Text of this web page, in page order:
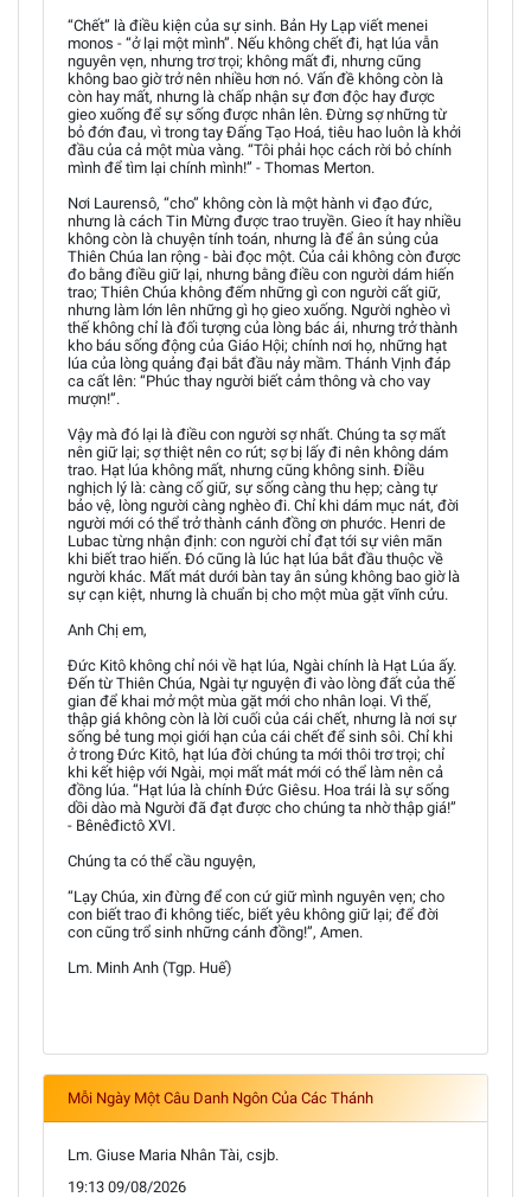
“Chết” là điều kiện của sự sinh. Bản Hy Lạp viết menei
monos - “ở lại một mình”. Nếu không chết đi, hạt lúa vẫn
nguyên vẹn, nhưng trơ trọi; không mất đi, nhưng cũng
không bao giờ trở nên nhiều hơn nó. Vấn đề không còn là
còn hay mất, nhưng là chấp nhận sự đơn độc hay được
gieo xuống để sự sống được nhân lên. Đừng sợ những từ
bỏ đớn đau, vì trong tay Đấng Tạo Hoá, tiêu hao luôn là khởi
đầu của cả một mùa vàng. “Tôi phải học cách rời bỏ chính
mình để tìm lại chính mình!” - Thomas Merton.
Nơi Laurensô, “cho” không còn là một hành vi đạo đức,
nhưng là cách Tin Mừng được trao truyền. Gieo ít hay nhiều
không còn là chuyện tính toán, nhưng là để ân sủng của
Thiên Chúa lan rộng - bài đọc một. Của cải không còn được
đo bằng điều giữ lại, nhưng bằng điều con người dám hiến
trao; Thiên Chúa không đếm những gì con người cất giữ,
nhưng làm lớn lên những gì họ gieo xuống. Người nghèo vì
thế không chỉ là đối tượng của lòng bác ái, nhưng trở thành
kho báu sống động của Giáo Hội; chính nơi họ, những hạt
lúa của lòng quảng đại bắt đầu nảy mầm. Thánh Vịnh đáp
ca cất lên: “Phúc thay người biết cảm thông và cho vay
mượn!”.
Vậy mà đó lại là điều con người sợ nhất. Chúng ta sợ mất
nên giữ lại; sợ thiệt nên co rút; sợ bị lấy đi nên không dám
trao. Hạt lúa không mất, nhưng cũng không sinh. Điều
nghịch lý là: càng cố giữ, sự sống càng thu hẹp; càng tự
bảo vệ, lòng người càng nghèo đi. Chỉ khi dám mục nát, đời
người mới có thể trở thành cánh đồng ơn phước. Henri de
Lubac từng nhận định: con người chỉ đạt tới sự viên mãn
khi biết trao hiến. Đó cũng là lúc hạt lúa bắt đầu thuộc về
người khác. Mất mát dưới bàn tay ân sủng không bao giờ là
sự cạn kiệt, nhưng là chuẩn bị cho một mùa gặt vĩnh cửu.
Anh Chị em,
Đức Kitô không chỉ nói về hạt lúa, Ngài chính là Hạt Lúa ấy.
Đến từ Thiên Chúa, Ngài tự nguyện đi vào lòng đất của thế
gian để khai mở một mùa gặt mới cho nhân loại. Vì thế,
thập giá không còn là lời cuối của cái chết, nhưng là nơi sự
sống bẻ tung mọi giới hạn của cái chết để sinh sôi. Chỉ khi
ở trong Đức Kitô, hạt lúa đời chúng ta mới thôi trơ trọi; chỉ
khi kết hiệp với Ngài, mọi mất mát mới có thể làm nên cả
đồng lúa. “Hạt lúa là chính Đức Giêsu. Hoa trái là sự sống
dồi dào mà Người đã đạt được cho chúng ta nhờ thập giá!”
- Bênêđictô XVI.
Chúng ta có thể cầu nguyện,
“Lạy Chúa, xin đừng để con cứ giữ mình nguyên vẹn; cho
con biết trao đi không tiếc, biết yêu không giữ lại; để đời
con cũng trổ sinh những cánh đồng!”, Amen.
Lm. Minh Anh (Tgp. Huế)
Mỗi Ngày Một Câu Danh Ngôn Của Các Thánh
Lm. Giuse Maria Nhân Tài, csjb.
19:13 09/08/2026